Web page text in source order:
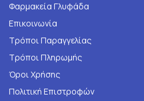
Φαρμακεία Γλυφάδα
Επικοινωνία
Τρόποι Παραγγελίας
Τρόποι Πληρωμής
Όροι Χρήσης
Πολιτική Επιστροφών